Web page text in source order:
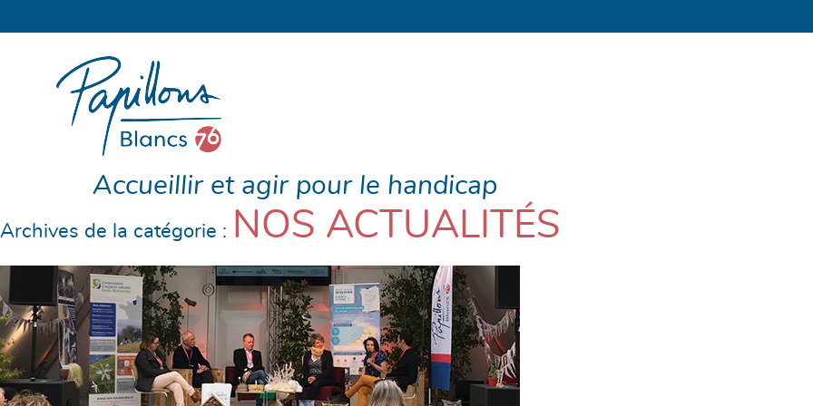
Accueillir et agir pour le handicap
Archives de la catégorie : NOS ACTUALITÉS